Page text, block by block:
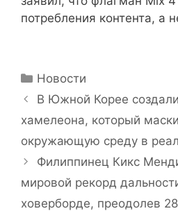
Рубрики
Новости
В Южной Корее
хамелеона, который
окружающую среду в
Филиппинец Кикс
мировой рекорд
ховерборде, преодолев